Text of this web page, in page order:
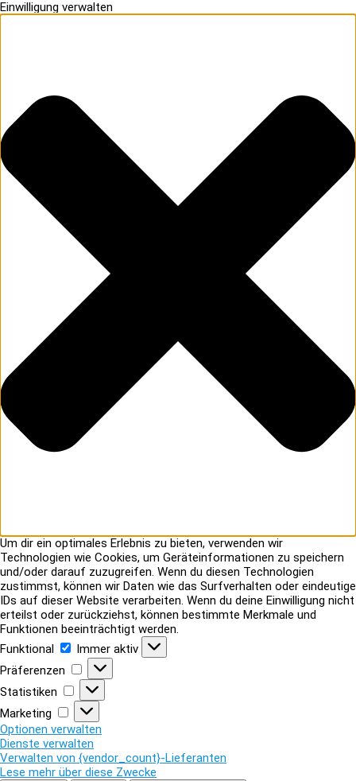
Einwilligung verwalten
Um dir ein optimales Erlebnis zu bieten, verwenden wir
Technologien wie Cookies, um Geräteinformationen zu speichern
und/oder darauf zuzugreifen. Wenn du diesen Technologien
zustimmst, können wir Daten wie das Surfverhalten oder eindeutige
IDs auf dieser Website verarbeiten. Wenn du deine Einwilligung nicht
erteilst oder zurückziehst, können bestimmte Merkmale und
Funktionen beeinträchtigt werden.
Funktional
Funktional
Immer aktiv
Präferenzen
Präferenzen
Statistiken
Statistiken
Marketing
Marketing
Optionen verwalten
Dienste verwalten
Verwalten von {vendor_count}-Lieferanten
Lese mehr über diese Zwecke